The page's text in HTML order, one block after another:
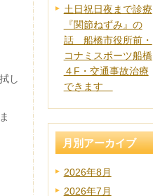
し
土日祝日夜まで診療
『関節ねずみ』の
話 船橋市役所前・
コナミスポーツ船橋
４F・交通事故治療
できます
月別アーカイブ
2026年8月
2026年7月